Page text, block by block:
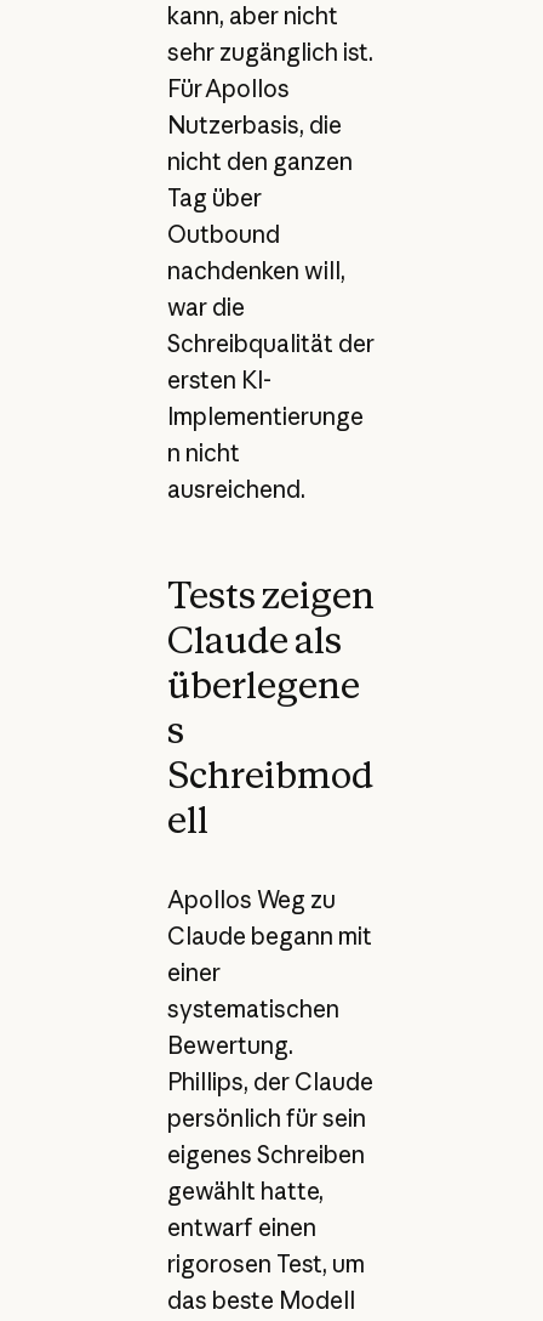
kann, aber nicht
sehr zugänglich ist.
Für Apollos
Nutzerbasis, die
nicht den ganzen
Tag über
Outbound
nachdenken will,
war die
Schreibqualität der
ersten KI-
Implementierunge
n nicht
ausreichend.
Tests zeigen
Claude als
überlegene
s
Schreibmod
ell
Apollos Weg zu
Claude begann mit
einer
systematischen
Bewertung.
Phillips, der Claude
persönlich für sein
eigenes Schreiben
gewählt hatte,
entwarf einen
rigorosen Test, um
das beste Modell